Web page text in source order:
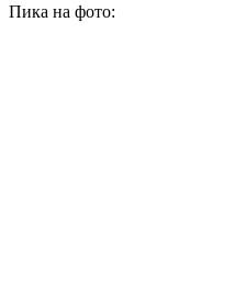
Пика на фото: